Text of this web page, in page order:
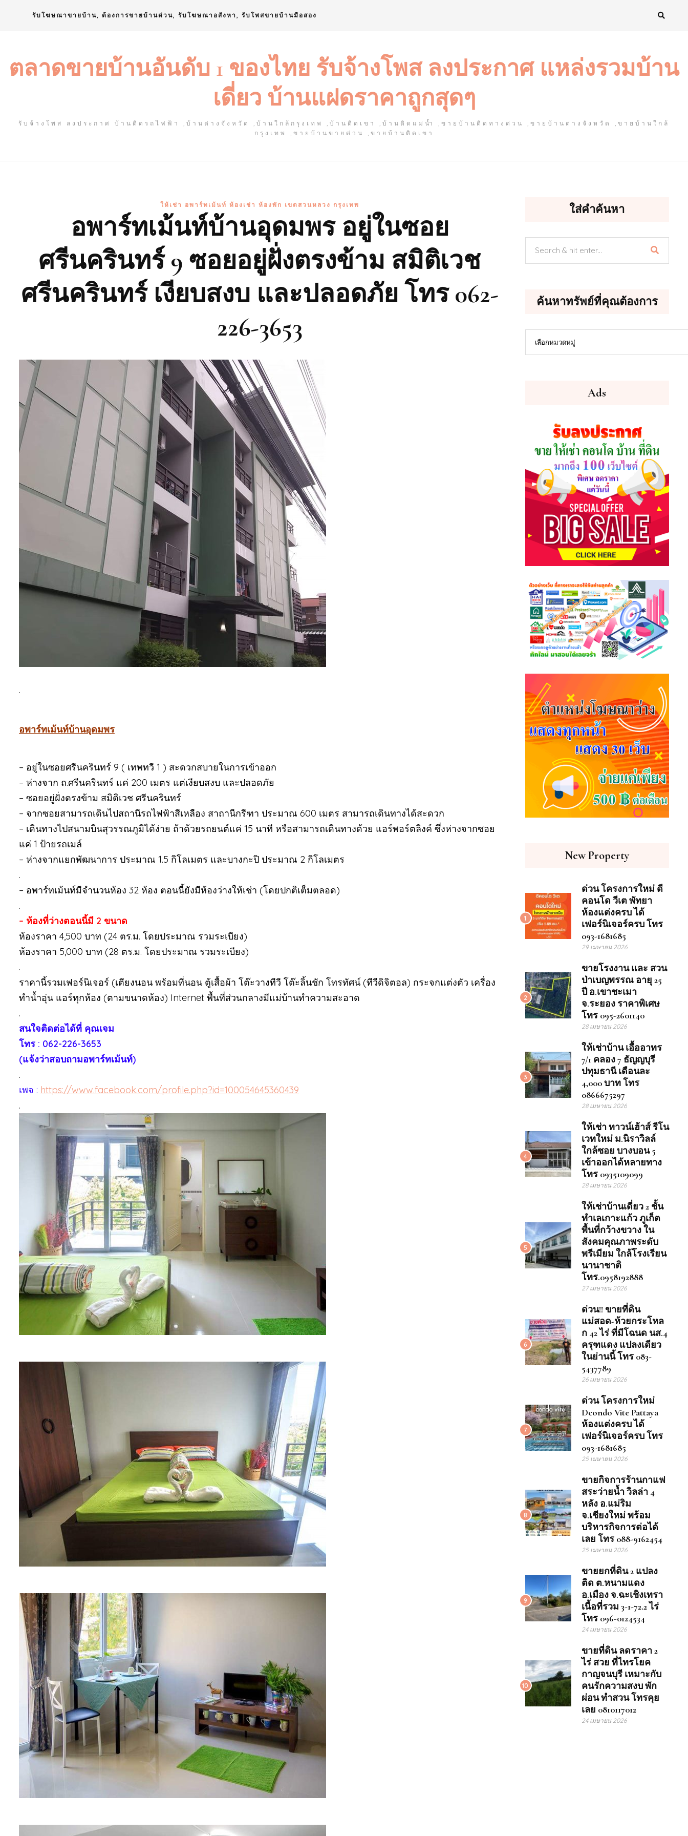
รับโฆษณาขายบ้าน, ต้องการขายบ้านด่วน, รับโฆษณาอสังหา, รับโพสขายบ้านมือสอง
ตลาดขายบ้านอันดับ 1 ของไทย รับจ้างโพส ลงประกาศ แหล่งรวมบ้าน
เดี่ยว บ้านแฝดราคาถูกสุดๆ
รับจ้างโพส ลงประกาศ บ้านติดรถไฟฟ้า ,บ้านต่างจังหวัด ,บ้านใกล้กรุงเทพ ,บ้านติดเขา ,บ้านติดแม่น้ำ ,ขายบ้านติดทางด่วน ,ขายบ้านต่างจังหวัด ,ขายบ้านใกล้
กรุงเทพ ,ขายบ้านขายด่วน ,ขายบ้านติดเขา
ให้เช่า อพาร์ทเม้นท์ ห้องเช่า ห้องพัก เขตสวนหลวง กรุงเทพ
อพาร์ทเม้นท์บ้านอุดมพร อยู่ในซอย
ศรีนครินทร์ 9 ซอยอยู่ฝั่งตรงข้าม สมิติเวช
ศรีนครินทร์ เงียบสงบ และปลอดภัย โทร 062-
226-3653
.
อพาร์ทเม้นท์บ้านอุดมพร
– อยู่ในซอยศรีนครินทร์ 9 ( เทพทวี 1 ) สะดวกสบายในการเข้าออก
– ห่างจาก ถ.ศรีนครินทร์ แค่ 200 เมตร แต่เงียบสงบ และปลอดภัย
– ซอยอยู่ฝั่งตรงข้าม สมิติเวช ศรีนครินทร์
– จากซอยสามารถเดินไปสถานีรถไฟฟ้าสีเหลือง สาถานีกรีฑา ประมาณ 600 เมตร สามารถเดินทางได้สะดวก
– เดินทางไปสนามบินสุวรรณภูมิได้ง่าย ถ้าด้วยรถยนต์แค่ 15 นาที หรือสามารถเดินทางด้วย แอร์พอร์ตลิงค์ ซึ่งห่างจากซอย
แค่ 1 ป้ายรถเมล์
– ห่างจากแยกพัฒนาการ ประมาณ 1.5 กิโลเมตร และบางกะปิ ประมาณ 2 กิโลเมตร
.
– อพาร์ทเม้นท์มีจำนวนห้อง 32 ห้อง ตอนนี้ยังมีห้องว่างให้เช่า (โดยปกติเต็มตลอด)
.
– ห้องที่ว่างตอนนี้มี 2 ขนาด
ห้องราคา 4,500 บาท (24 ตร.ม. โดยประมาณ รวมระเบียง)
ห้องราคา 5,000 บาท (28 ตร.ม. โดยประมาณ รวมระเบียง)
.
ราคานี้รวมเฟอร์นิเจอร์ (เตียงนอน พร้อมที่นอน ตู้เสื้อผ้า โต๊ะวางทีวี โต๊ะลิ้นชัก โทรทัศน์ (ทีวีดิจิตอล) กระจกแต่งตัว เครื่อง
ทำน้ำอุ่น แอร์ทุกห้อง (ตามขนาดห้อง) Internet พื้นที่ส่วนกลางมีแม่บ้านทำความสะอาด
.
สนใจติดต่อได้ที่ คุณเจม
โทร : 062-226-3653
(แจ้งว่าสอบถามอพาร์ทเม้นท์)
.
เพจ : https://www.facebook.com/profile.php?id=100054645360439
.
ใส่คำค้นหา
ค้นหาทรัพย์ที่คุณต้องการ
เลือกหมวดหมู่
Ads
New Property
1
ด่วน โครงการใหม่ ดี
คอนโด วีเต พัทยา
ห้องแต่งครบ ได้
เฟอร์นิเจอร์ครบ โทร
093-1681685
29 เมษายน 2026
2
ขายโรงงาน และ สวน
ป่าเบญพรรณ อายุ 25
ปี อ.เขาชะเมา
จ.ระยอง ราคาพิเศษ
โทร 095-2601140
28 เมษายน 2026
3
ให้เช่าบ้าน เอื้ออาทร
7/1 คลอง 7 ธัญญบุรี
ปทุมธานี เดือนละ
4,000 บาท โทร
0866675297
28 เมษายน 2026
4
ให้เช่า ทาวน์เฮ้าส์ รีโน
เวทใหม่ ม.นิราวิลล์
ใกล้ซอย บางบอน 5
เข้าออกได้หลายทาง
โทร 0935109099
28 เมษายน 2026
5
ให้เช่าบ้านเดี่ยว 2 ชั้น
ทำเลเกาะแก้ว ภูเก็ต
พื้นที่กว้างขวาง ใน
สังคมคุณภาพระดับ
พรีเมียม ใกล้โรงเรียน
นานาชาติ
โทร.0958192888
27 เมษายน 2026
6
ด่วน!! ขายที่ดิน
แม่สอด-ห้วยกระโหล
ก 42 ไร่ ที่มีโฉนด นส.4
ครุฑแดง แปลงเดียว
ในย่านนี้ โทร 083-
5437789
26 เมษายน 2026
7
ด่วน โครงการใหม่
Dcondo Vite Pattaya
ห้องแต่งครบ ได้
เฟอร์นิเจอร์ครบ โทร
093-1681685
25 เมษายน 2026
8
ขายกิจการร้านกาแฟ
สระว่ายน้ำ วิลล่า 4
หลัง อ.แม่ริม
จ.เชียงใหม่ พร้อม
บริหารกิจการต่อได้
เลย โทร 088-9162454
25 เมษายน 2026
9
ขายยกที่ดิน 2 แปลง
ติด ต.หนามแดง
อ.เมือง จ.ฉะเชิงเทรา
เนื้อที่รวม 3-1-72.2 ไร่
โทร 096-0124534
24 เมษายน 2026
10
ขายที่ดิน ลดราคา 2
ไร่ สวย ที่ไทรโยค
กาญจนบุรี เหมาะกับ
คนรักความสงบ พัก
ผ่อน ทำสวน โทรคุย
เลย 0810117012
24 เมษายน 2026